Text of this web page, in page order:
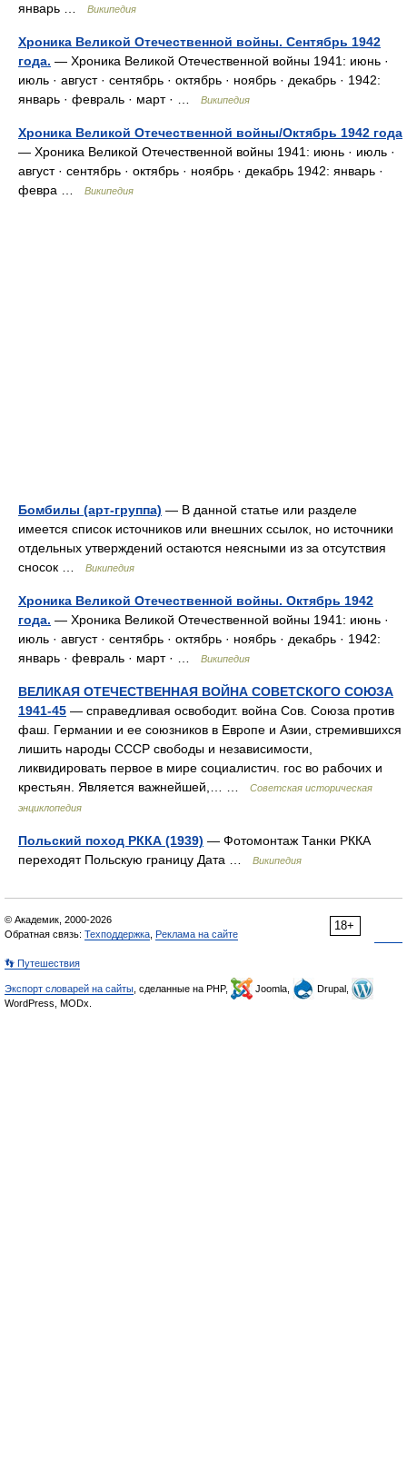
январь …
Википедия
Хроника Великой Отечественной войны. Сентябрь 1942
года. — Хроника Великой Отечественной войны 1941: июнь ·
июль · август · сентябрь · октябрь · ноябрь · декабрь · 1942:
январь · февраль · март · …
Википедия
Хроника Великой Отечественной войны/Октябрь 1942 года
— Хроника Великой Отечественной войны 1941: июнь · июль ·
август · сентябрь · октябрь · ноябрь · декабрь 1942: январь ·
февра …
Википедия
Бомбилы (арт-группа) — В данной статье или разделе
имеется список источников или внешних ссылок, но источники
отдельных утверждений остаются неясными из за отсутствия
сносок …
Википедия
Хроника Великой Отечественной войны. Октябрь 1942
года. — Хроника Великой Отечественной войны 1941: июнь ·
июль · август · сентябрь · октябрь · ноябрь · декабрь · 1942:
январь · февраль · март · …
Википедия
ВЕЛИКАЯ ОТЕЧЕСТВЕННАЯ ВОЙНА СОВЕТСКОГО СОЮЗА
1941-45 — справедливая освободит. война Сов. Союза против
фаш. Германии и ее союзников в Европе и Азии, стремившихся
лишить народы СССР свободы и независимости,
ликвидировать первое в мире социалистич. гос во рабочих и
крестьян. Является важнейшей,… …
Советская историческая
энциклопедия
Польский поход РККА (1939) — Фотомонтаж Танки РККА
переходят Польскую границу Дата …
Википедия
18+
© Академик, 2000-2026
Обратная связь: Техподдержка Реклама на сайте
👣 Путешествия
Экспорт словарей на сайты , сделанные на PHP, Joomla,
Drupal,
WordPress, MODx.